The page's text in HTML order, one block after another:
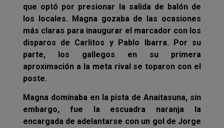
que optó por presionar la salida de balón de
los locales. Magna gozaba de las ocasiones
más claras para inaugurar el marcador con los
disparos de Carlitos y Pablo Ibarra. Por su
parte, los gallegos en su primera
aproximación a la meta rival se toparon con el
poste.
Magna dominaba en la pista de Anaitasuna, sin
embargo, fue la escuadra naranja la
encargada de adelantarse con un gol de Jorge